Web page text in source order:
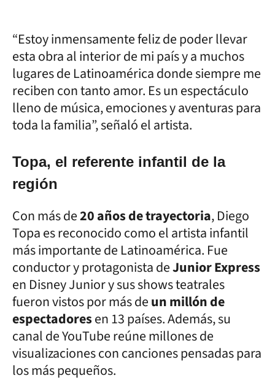
“Estoy inmensamente feliz de poder llevar
esta obra al interior de mi país y a muchos
lugares de Latinoamérica donde siempre me
reciben con tanto amor. Es un espectáculo
lleno de música, emociones y aventuras para
toda la familia”, señaló el artista.
Topa, el referente infantil de la
región
Con más de20 años de trayectoria, Diego
Topa es reconocido como el artista infantil
más importante de Latinoamérica. Fue
conductor y protagonista deJunior Express
en Disney Junior y sus shows teatrales
fueron vistos por más deun millón de
espectadoresen 13 países. Además, su
canal de YouTube reúne millones de
visualizaciones con canciones pensadas para
los más pequeños.